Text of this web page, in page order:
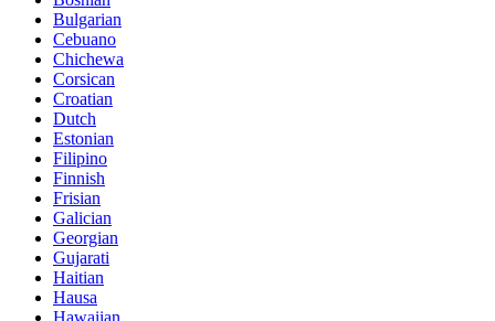
Bulgarian
Cebuano
Chichewa
Corsican
Croatian
Dutch
Estonian
Filipino
Finnish
Frisian
Galician
Georgian
Gujarati
Haitian
Hausa
Hawaiian